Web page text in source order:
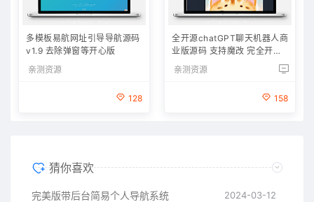
多模板易航网址引导导航源码
v1.9 去除弹窗等开心版
亲测资源
128
全开源chatGPT聊天机器人商
业版源码 支持魔改 完全开放
源代码
亲测资源
158
猜你喜欢
完美版带后台简易个人导航系统 2024-03-12